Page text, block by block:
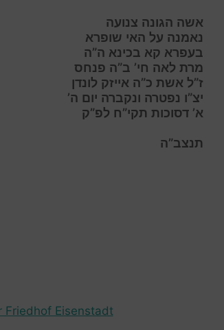
אשה הגונה צנועה
נאמנה על האי שופרא
בעפרא קא בכינא ה”ה
מרת לאה חי’ ב”ה פנחס
ז”ל אשת כ”ה אייזק לונדן
יצ”ו נפטרה ונקברה יום ה’
א’ דסוכות תקי”ח לפ”ק
תנצב”ה
Friedhof Eisenstadt